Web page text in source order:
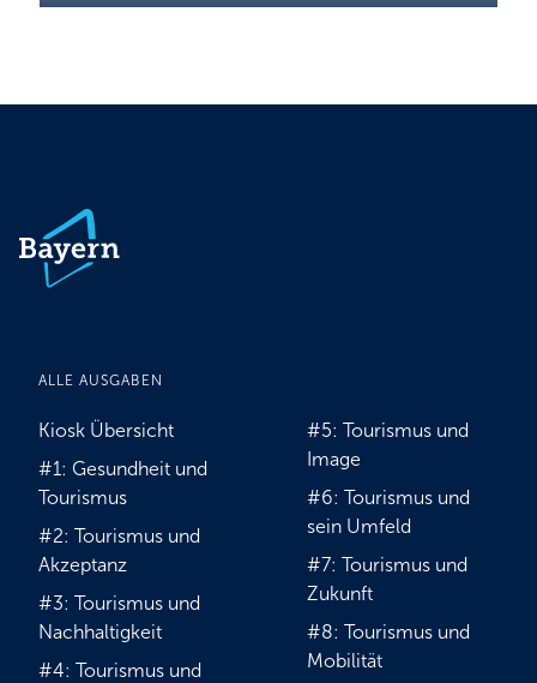
ALLE AUSGABEN
Kiosk Übersicht
#1: Gesundheit und
Tourismus
#2: Tourismus und
Akzeptanz
#3: Tourismus und
Nachhaltigkeit
#4: Tourismus und
#5: Tourismus und
Image
#6: Tourismus und
sein Umfeld
#7: Tourismus und
Zukunft
#8: Tourismus und
Mobilität